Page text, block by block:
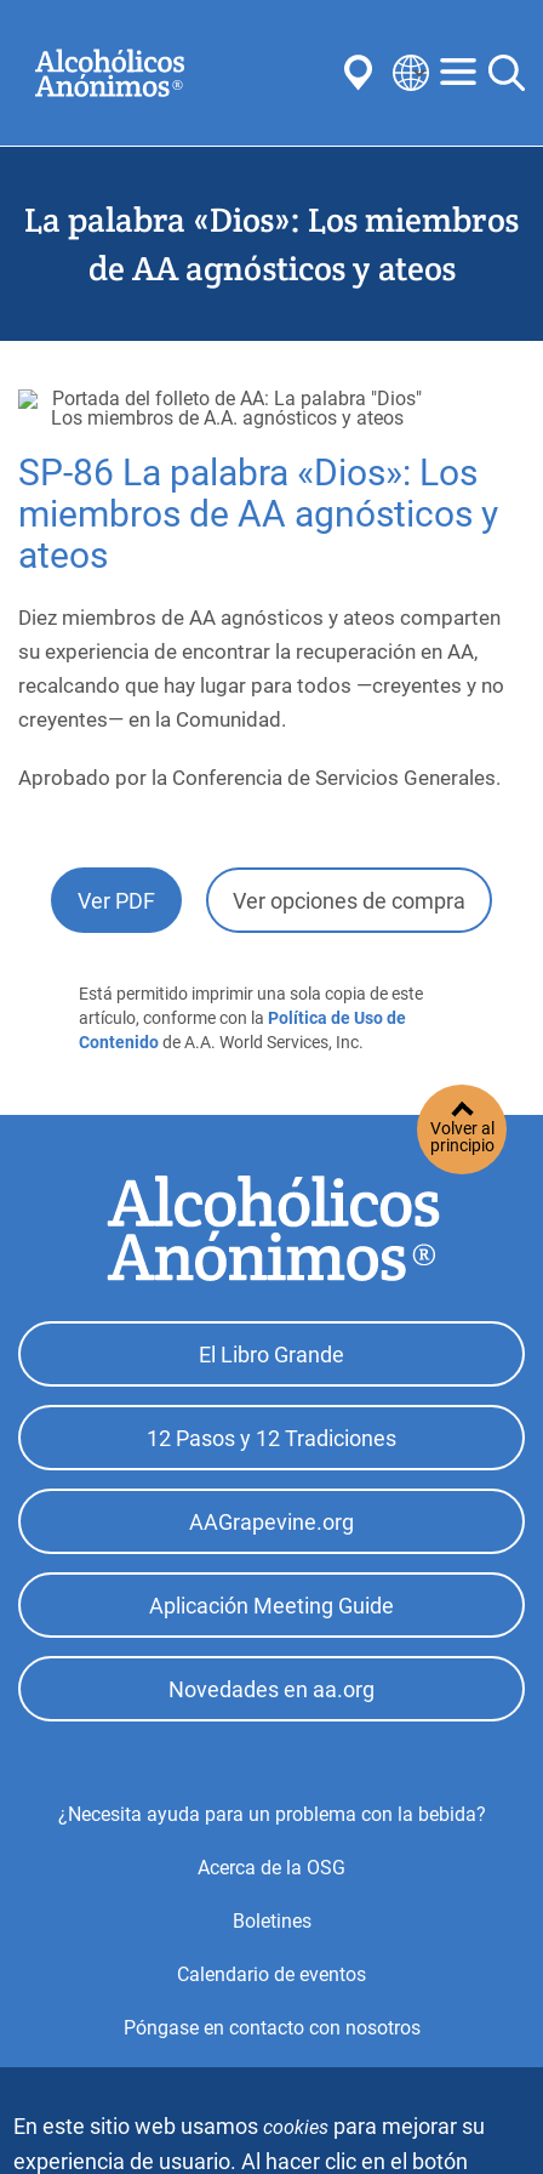
content
Buscar
Enviar
Búsquedas habituales:
Reuniones
Anonimato
Tradiciones
Conceptos
Comités
Select
language
La palabra «Dios»: Los miembros
de AA agnósticos y ateos
SP-86 La palabra «Dios»: Los
miembros de AA agnósticos y
ateos
Diez miembros de AA agnósticos y ateos comparten
su experiencia de encontrar la recuperación en AA,
recalcando que hay lugar para todos —creyentes y no
creyentes— en la Comunidad.
Aprobado por la Conferencia de Servicios Generales.
Ver PDF Ver opciones de compra
Está permitido imprimir una sola copia de este
artículo, conforme con la Política de Uso de
Contenidode A.A. World Services, Inc.
Volver al
principio
Footer
Top
Menu
El Libro Grande
12 Pasos y 12 Tradiciones
AAGrapevine.org
Aplicación Meeting Guide
Novedades en aa.org
Footer
¿Necesita ayuda para un problema con la bebida?
Acerca de la OSG
Boletines
Calendario de eventos
Póngase en contacto con nosotros
derechos reservados. Este es el sitio web oficial de la Oficina
de Servicios Generales (OSG) de Alcohólicos Anónimos. Está
En este sitio web usamoscookies para mejorar su
experiencia de usuario. Al hacer clic en el botón